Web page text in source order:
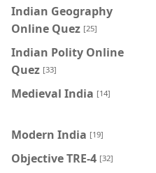
Indian Geography
Online Quez [25]
Indian Polity Online
Quez [33]
Medieval India [14]
Modern India [19]
Objective TRE-4 [32]